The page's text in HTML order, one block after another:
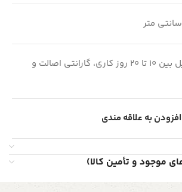
مهلت تحویل بین 10 تا 20 روز کاری، گارانتی اصالت و
افزودن به علاقه مندی
موجود و تأمین کالا)